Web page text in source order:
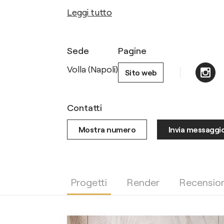
Leggi tutto
Sede
Volla (Napoli)
Pagine
Sito web
Contatti
Mostra numero Invia
Progetti Render